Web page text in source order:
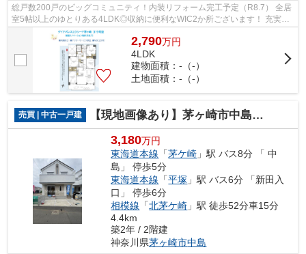
総戸数200戸のビッグコミュニティ！内装リフォーム完工予定（R8.7） 全居
室5帖以上のゆとりある4LDK◎収納に便利なWIC2か所ございます！ 充実し
たサポート体制でご購入後も安心です♪
2,790万円
4LDK
建物面積：-（-）
土地面積：-（-）
売買 | 中古一戸建 【現地画像あり】茅ヶ崎市中島 中古戸建 86.18平米
3,180万円
東海道本線 「茅ケ崎 」駅 バス8分 「 中
島」 停歩5分
東海道本線 「平塚 」駅 バス6分 「新田入
口」 停歩6分
相模線 「北茅ケ崎 」駅 徒歩52分車15分
4.4km
築2年 / 2階建
神奈川県茅ヶ崎市中島